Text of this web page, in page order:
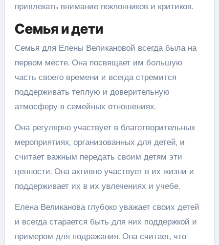
привлекать внимание поклонников и критиков.
Семья и дети
Семья для Елены Великановой всегда была на
первом месте. Она посвящает им большую
часть своего времени и всегда стремится
поддерживать теплую и доверительную
атмосферу в семейных отношениях.
Она регулярно участвует в благотворительных
мероприятиях, организованных для детей, и
считает важным передать своим детям эти
ценности. Она активно участвует в их жизни и
поддерживает их в их увлечениях и учебе.
Елена Великанова глубоко уважает своих детей
и всегда старается быть для них поддержкой и
примером для подражания. Она считает, что